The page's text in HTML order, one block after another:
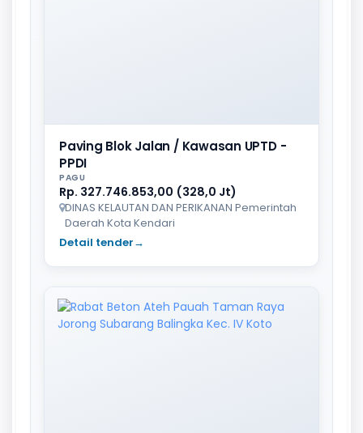
Paving Blok Jalan / Kawasan UPTD -
PPDI
PAGU
Rp. 327.746.853,00 (328,0 Jt)
DINAS KELAUTAN DAN PERIKANAN Pemerintah
Daerah Kota Kendari
Detail tender→